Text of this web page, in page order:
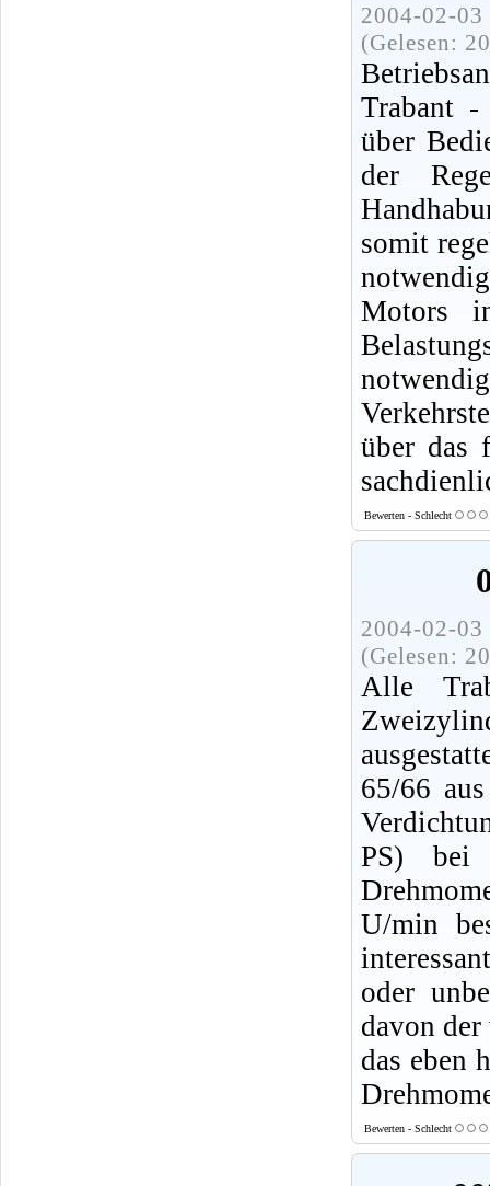
2004-02-
(Gelesen:
Trabant
über
der
somit
Motors
über das
Bewerten - Schlecht
2004-02-
(Gelesen:
Alle
65/66
PS) bei
U/min
oder
davon
das eben
Bewerten - Schlecht